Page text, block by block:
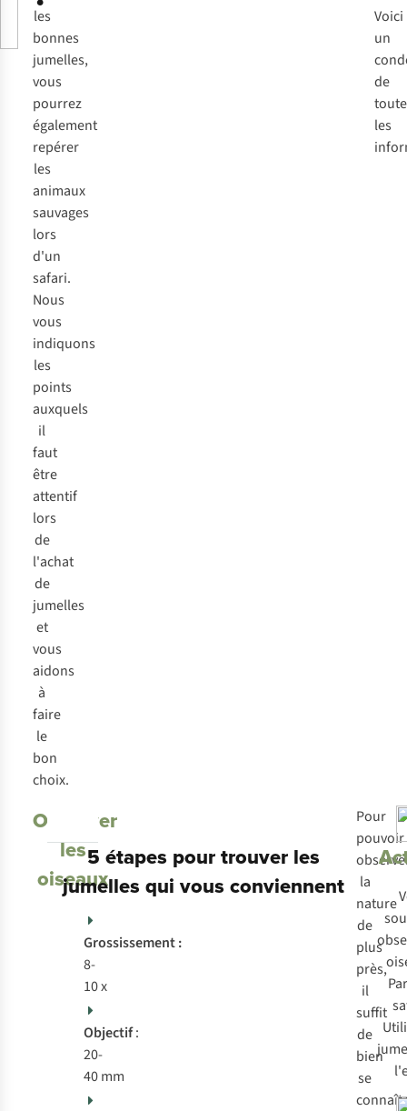
les
bonnes
jumelles,
vous
pourrez
également
repérer
les
animaux
sauvages
lors
d'un
safari.
Nous
vous
indiquons
les
points
auxquels
il
faut
être
attentif
lors
de
l'achat
de
jumelles
et
vous
aidons
à
faire
le
bon
choix.
Voici
un
de
les
Observer
les
oiseaux
Grossissement :
8-
10 x
Objectif:
20-
40 mm
5 étapes pour trouver les
jumelles qui vous conviennent
Pour
pouvoir
la
nature
de
plus
près,
il
suffit
de
bien
se